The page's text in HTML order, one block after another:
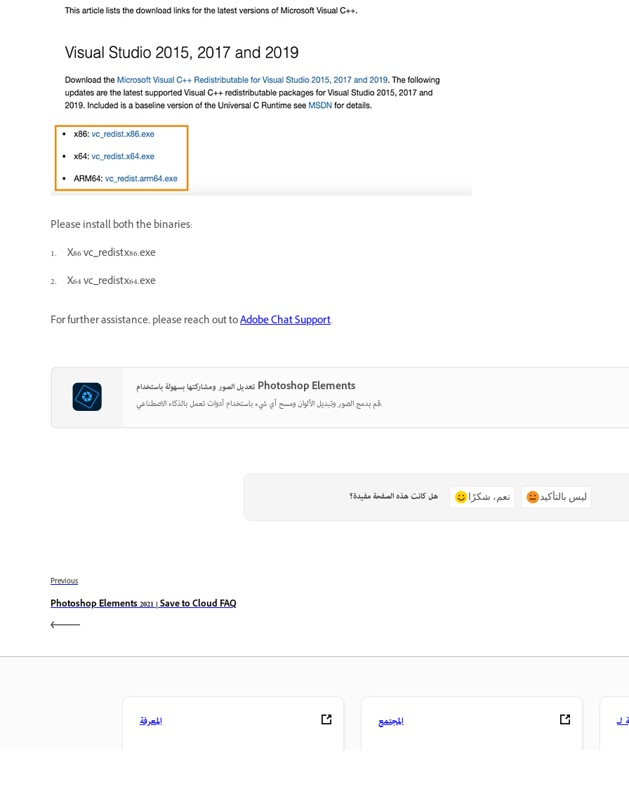
Please install both the binaries:
1. X86 vc_redistx86.exe
2. X64 vc_redistx64.exe
For further assistance, please reach out toAdobe Chat Support.
تعديل الصور ومشاركتها بسهولة باستخدام Photoshop Elements
قم بدمج الصور وتبديل الألوان ومسح أي شيء باستخدام أدوات تعمل بالذكاء الاصطناعي.
هل كانت هذه الصفحة مفيدة؟ نعم، شكرًا ليس بالتأكيد
Previous
Photoshop Elements 2021 | Save to Cloud FAQ
المعرفة المجتمع